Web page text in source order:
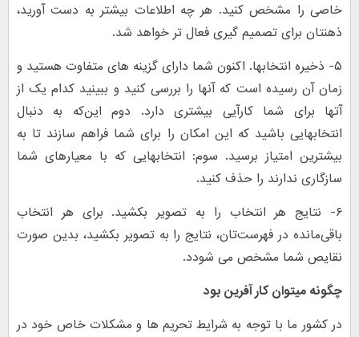
خاصی را مشخص کنید. هر چه اطلاعات بیشتر به دست آورید،
ذهنتان برای تصمیم گیری فعال تر خواهد شد.
۵- ذخیره انتخابها. اکنون شما دارای گزینه های متفاوت هستید و
زمان آن رسیده است که آنها را بررسی کنید و ببینید کدام یک از
آتها برای شما کارآیی بیشتری دارد. دوم این‌که به دنبال
انتخابهایی باشید که این امکان را برای شما فراهم سازند تا به
بیشترین امتیاز برسید. سوم: انتخابهایی که با معیارهای شما
سازگاری ندارند را حذف کنید.
۶- نتایج هر انتخاب را به تصویر بکشید. برای هر انتخاب
باقی‌مانده در فهرست‌تان، نتایج را به تصویر بکشید، بدین صورت
نقایص شما مشخص می شودد.
چگونه میتوان کار آفرین بود
در کشور ما با توجه به شرایط تحریم ها و مشکلات خاص خود در